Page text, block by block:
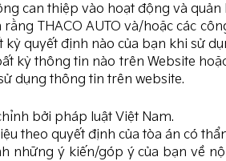
can thiệp vào hoạt động và quản
THACO AUTO và/hoặc các
quyết định nào của bạn khi sử
kỳ thông tin nào trên Website
dụng thông tin trên website.
bởi pháp luật Việt Nam.
theo quyết định của tòa án có
những ý kiến/góp ý của bạn về